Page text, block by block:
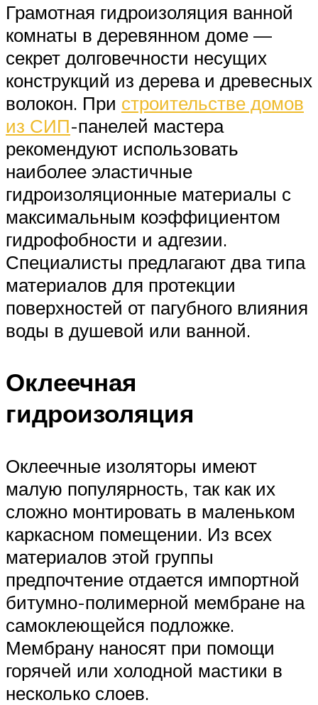
Грамотная гидроизоляция ванной
комнаты в деревянном доме —
секрет долговечности несущих
конструкций из дерева и древесных
волокон. При строительстве домов
из СИП-панелей мастера
рекомендуют использовать
наиболее эластичные
гидроизоляционные материалы с
максимальным коэффициентом
гидрофобности и адгезии.
Специалисты предлагают два типа
материалов для протекции
поверхностей от пагубного влияния
воды в душевой или ванной.
Оклеечная
гидроизоляция
Оклеечные изоляторы имеют
малую популярность, так как их
сложно монтировать в маленьком
каркасном помещении. Из всех
материалов этой группы
предпочтение отдается импортной
битумно-полимерной мембране на
самоклеющейся подложке.
Мембрану наносят при помощи
горячей или холодной мастики в
несколько слоев.